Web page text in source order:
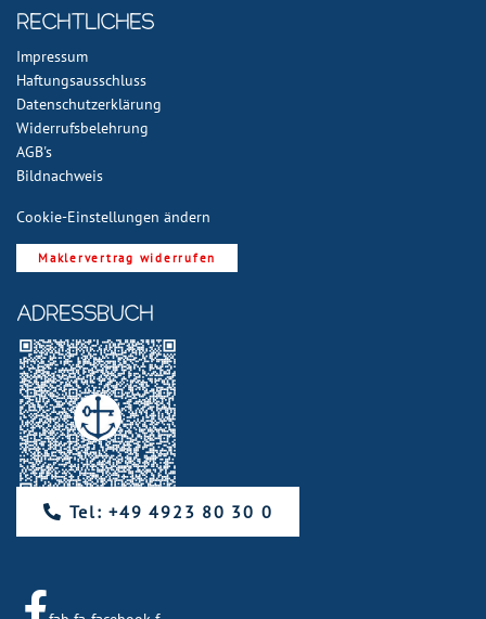
Rechtliches
Impressum
Haftungsausschluss
Datenschutzerklärung
Widerrufsbelehrung
AGB's
Bildnachweis
Cookie-Einstellungen ändern
Maklervertrag widerrufen
ADRESSBUCH
Tel: +49 4923 80 30 0